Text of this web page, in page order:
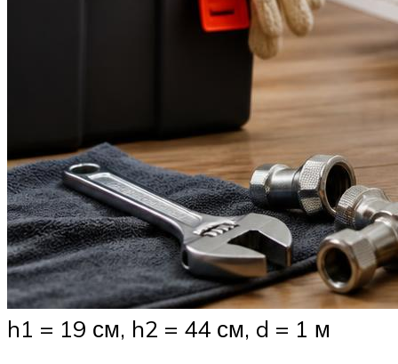
h1 = 19 см, h2 = 44 см, d = 1 м